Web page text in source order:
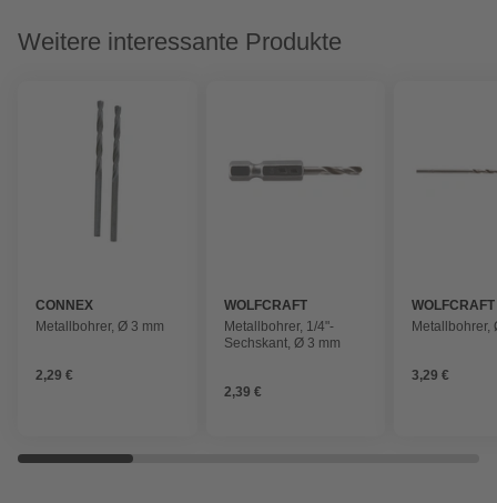
Weitere interessante Produkte
CONNEX
Metallbohrer, Ø 3 mm
2,29 €
WOLFCRAFT
Metallbohrer, 1/4"-
Sechskant, Ø 3 mm
2,39 €
WOLFCRAFT
Metallbohrer,
3,29 €